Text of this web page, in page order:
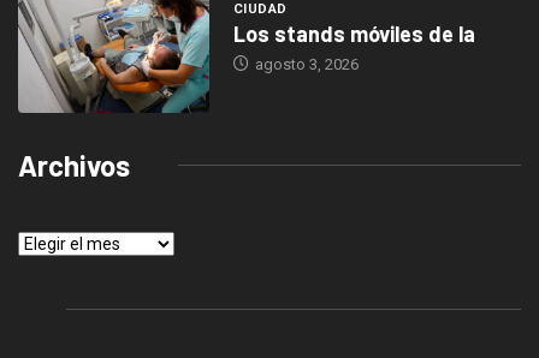
CIUDAD
Los stands móviles de la
agosto 3, 2026
Archivos
Archivos